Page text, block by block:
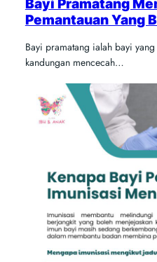
Pemantauan Yang
Bayi pramatang ialah bayi
kandungan mencecah…